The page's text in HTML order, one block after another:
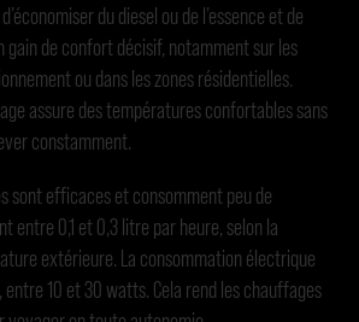
du diesel ou de l’essence et de
gain de confort décisif, notamment sur les
ou dans les zones résidentielles.
assure des températures confortables sans
constamment.
sont efficaces et consomment peu de
entre 0,1 et 0,3 litre par heure, selon la
extérieure. La consommation électrique
10 et 30 watts. Cela rend les chauffages